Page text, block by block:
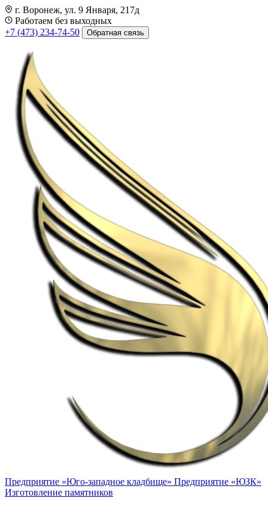
г. Воронеж, ул. 9 Января, 217д
Работаем без выходных
+7 (473) 234-74-50
Обратная связь
Предприятие «Юго-западное кладбище» Предприятие «ЮЗК»
Изготовление памятников